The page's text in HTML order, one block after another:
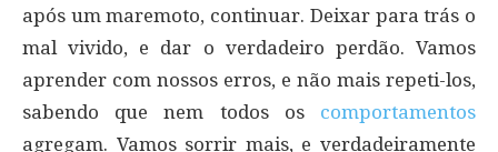
após um maremoto, continuar. Deixar para trás o
mal vivido, e dar o verdadeiro perdão. Vamos
aprender com nossos erros, e não mais repeti-los,
sabendo que nem todos os comportamentos
agregam. Vamos sorrir mais, e verdadeiramente